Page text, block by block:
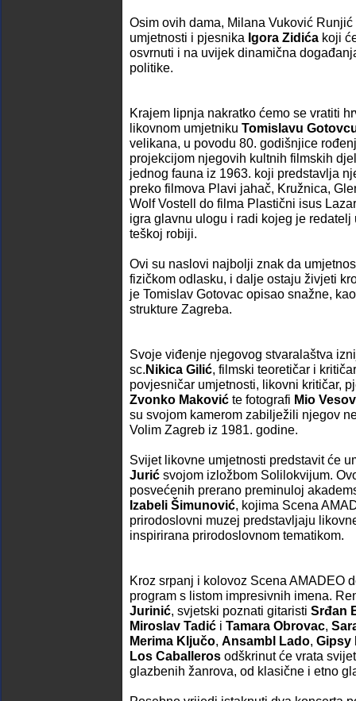
Osim ovih dama, Milana Vuković
umjetnosti i pjesnika Igora Zidića koji
osvrnuti i na uvijek dinamična
politike.
Krajem lipnja nakratko ćemo se vratiti
likovnom umjetniku Tomislavu
velikana, u povodu 80. godišnjice
projekcijom njegovih kultnih filmskih
jednog fauna iz 1963. koji predstavlja
preko filmova Plavi jahač, Kružnica,
Wolf Vostell do filma Plastični isus
igra glavnu ulogu i radi kojeg je
teškoj robiji.
Ovi su naslovi najbolji znak da
fizičkom odlasku, i dalje ostaju živjeti
je Tomislav Gotovac opisao snažne,
strukture Zagreba.
Svoje viđenje njegovog stvaralaštva
sc.Nikica Gilić, filmski teoretičar i
povjesničar umjetnosti, likovni kritičar,
Zvonko Maković te fotografi Mio
su svojom kamerom zabilježili njegov
Volim Zagreb iz 1981. godine.
Svijet likovne umjetnosti predstavit će
Jurić svojom izložbom Solilokvijum.
posvećenih prerano preminuloj
Izabeli Šimunović, kojima Scena
prirodoslovni muzej predstavljaju
inspirirana prirodoslovnom tematikom.
Kroz srpanj i kolovoz Scena AMADEO
program s listom impresivnih imena.
Jurinić, svjetski poznati gitaristi Srđan
Miroslav Tadić i Tamara Obrovac,
Merima Ključo, Ansambl Lado, Gipsy
Los Caballeros odškrinut će vrata
glazbenih žanrova, od klasične i etno